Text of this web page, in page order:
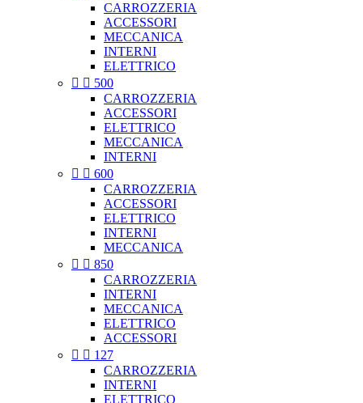
CARROZZERIA
ACCESSORI
MECCANICA
INTERNI
ELETTRICO
  500
CARROZZERIA
ACCESSORI
ELETTRICO
MECCANICA
INTERNI
  600
CARROZZERIA
ACCESSORI
ELETTRICO
INTERNI
MECCANICA
  850
CARROZZERIA
INTERNI
MECCANICA
ELETTRICO
ACCESSORI
  127
CARROZZERIA
INTERNI
ELETTRICO